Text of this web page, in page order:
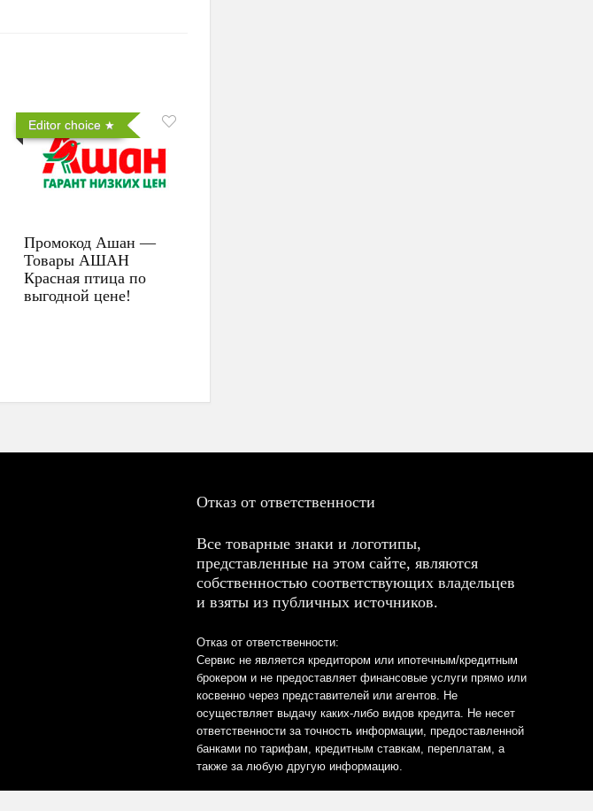
Editor choice
Промокод Ашан —
Товары АШАН
Красная птица по
выгодной цене!
Отказ от ответственности
Все товарные знаки и логотипы,
представленные на этом сайте, являются
собственностью соответствующих владельцев
и взяты из публичных источников.
Отказ от ответственности:
Сервис не является кредитором или ипотечным/кредитным
брокером и не предоставляет финансовые услуги прямо или
косвенно через представителей или агентов. Не
осуществляет выдачу каких-либо видов кредита. Не несет
ответственности за точность информации, предоставленной
банками по тарифам, кредитным ставкам, переплатам, а
также за любую другую информацию.